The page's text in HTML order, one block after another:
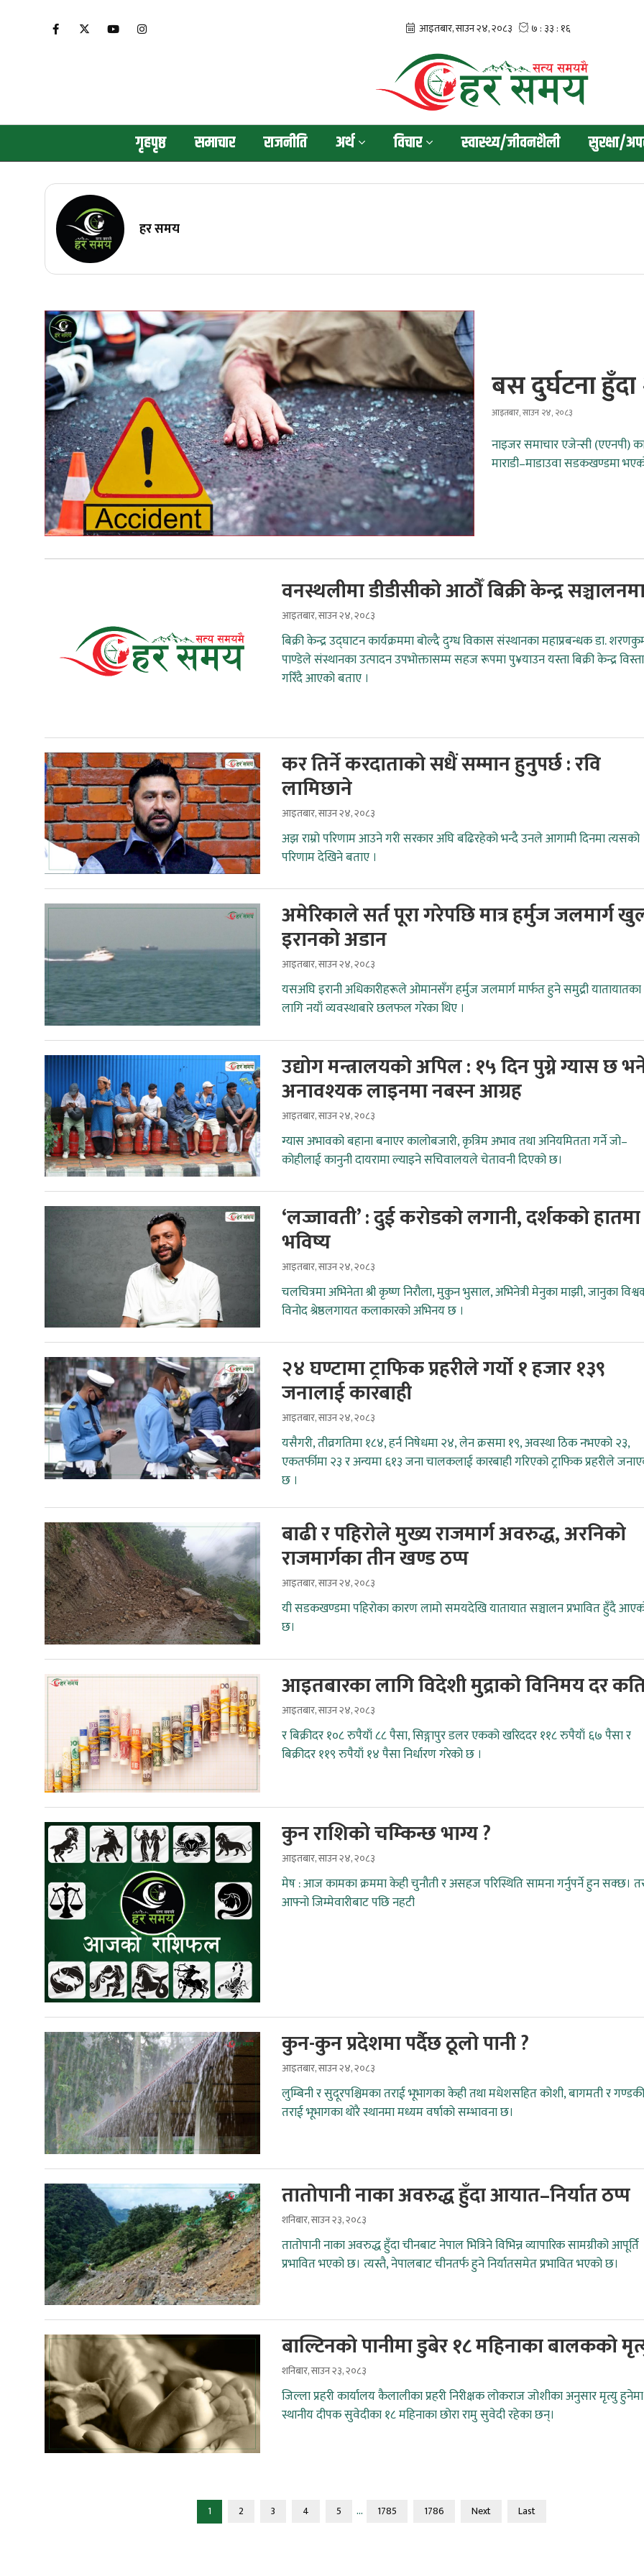
गृहपृष्ठ समाचार राजनीति अर्थ विचार स्वास्थ्य/जीवनशैली सुरक्षा/
हर समय
बस दुर्घटना
आइतबार, साउन २४, २०८३
नाइजर समाचार एजेन्सी (एएनपी)
माराडी–माडाउवा सडकखण्डमा
वनस्थलीमा डीडीसीको आठौँ बिक्री केन्द्र
आइतबार, साउन २४, २०८३
बिक्री केन्द्र उद्घाटन कार्यक्रममा बोल्दै दुग्ध विकास संस्थानका महाप्रबन्धक डा.
पाण्डेले संस्थानका उत्पादन उपभोक्तासम्म सहज रूपमा पु¥याउन यस्ता बिक्री केन्द्र
गरिँदै आएको बताए ।
कर तिर्ने करदाताको सधैं सम्मान हुनुपर्छ : रवि
लामिछाने
आइतबार, साउन २४, २०८३
अझ राम्रो परिणाम आउने गरी सरकार अघि बढिरहेको भन्दै उनले आगामी दिनमा त्यसको
परिणाम देखिने बताए ।
अमेरिकाले सर्त पूरा गरेपछि मात्र हर्मुज जलमार्ग
इरानको अडान
आइतबार, साउन २४, २०८३
यसअघि इरानी अधिकारीहरूले ओमानसँग हर्मुज जलमार्ग मार्फत हुने समुद्री यातायातका
लागि नयाँ व्यवस्थाबारे छलफल गरेका थिए ।
उद्योग मन्त्रालयको अपिल : १५ दिन पुग्ने ग्यास छ
अनावश्यक लाइनमा नबस्न आग्रह
आइतबार, साउन २४, २०८३
ग्यास अभावको बहाना बनाएर कालोबजारी, कृत्रिम अभाव तथा अनियमितता गर्ने जो–
कोहीलाई कानुनी दायरामा ल्याइने सचिवालयले चेतावनी दिएको छ।
‘लज्जावती’ : दुई करोडको लगानी, दर्शकको हातमा
भविष्य
आइतबार, साउन २४, २०८३
चलचित्रमा अभिनेता श्री कृष्ण निरौला, मुकुन भुसाल, अभिनेत्री मेनुका माझी, जानुका
विनोद श्रेष्ठलगायत कलाकारको अभिनय छ ।
२४ घण्टामा ट्राफिक प्रहरीले गर्यो १ हजार १३९
जनालाई कारबाही
आइतबार, साउन २४, २०८३
यसैगरी, तीव्रगतिमा १८४, हर्न निषेधमा २४, लेन क्रसमा १९, अवस्था ठिक नभएको २३,
एकतर्फीमा २३ र अन्यमा ६१३ जना चालकलाई कारबाही गरिएको ट्राफिक प्रहरीले
छ ।
बाढी र पहिरोले मुख्य राजमार्ग अवरुद्ध, अरनिको
राजमार्गका तीन खण्ड ठप्प
आइतबार, साउन २४, २०८३
यी सडकखण्डमा पहिरोका कारण लामो समयदेखि यातायात सञ्चालन प्रभावित हुँदै
छ।
आइतबारका लागि विदेशी मुद्राको विनिमय दर
आइतबार, साउन २४, २०८३
र बिक्रीदर १०८ रुपैयाँ ८८ पैसा, सिङ्गापुर डलर एकको खरिददर ११८ रुपैयाँ ६७ पैसा र
बिक्रीदर ११९ रुपैयाँ १४ पैसा निर्धारण गरेको छ ।
कुन राशिको चम्किन्छ भाग्य ?
आइतबार, साउन २४, २०८३
मेष : आज कामका क्रममा केही चुनौती र असहज परिस्थिति सामना गर्नुपर्ने हुन सक्छ।
आफ्नो जिम्मेवारीबाट पछि नहटी
कुन-कुन प्रदेशमा पर्दैछ ठूलो पानी ?
आइतबार, साउन २४, २०८३
लुम्बिनी र सुदूरपश्चिमका तराई भूभागका केही तथा मधेशसहित कोशी, बागमती र
तराई भूभागका थोरै स्थानमा मध्यम वर्षाको सम्भावना छ।
तातोपानी नाका अवरुद्ध हुँदा आयात–निर्यात ठप्प
शनिबार, साउन २३, २०८३
तातोपानी नाका अवरुद्ध हुँदा चीनबाट नेपाल भित्रिने विभिन्न व्यापारिक सामग्रीको आपूर्ति
प्रभावित भएको छ। त्यस्तै, नेपालबाट चीनतर्फ हुने निर्यातसमेत प्रभावित भएको छ।
बाल्टिनको पानीमा डुबेर १८ महिनाका बालकको
शनिबार, साउन २३, २०८३
जिल्ला प्रहरी कार्यालय कैलालीका प्रहरी निरीक्षक लोकराज जोशीका अनुसार मृत्यु हुनेमा
स्थानीय दीपक सुवेदीका १८ महिनाका छोरा रामु सुवेदी रहेका छन्।
1 2 3 4 5 ... 1785 1786 Next Last